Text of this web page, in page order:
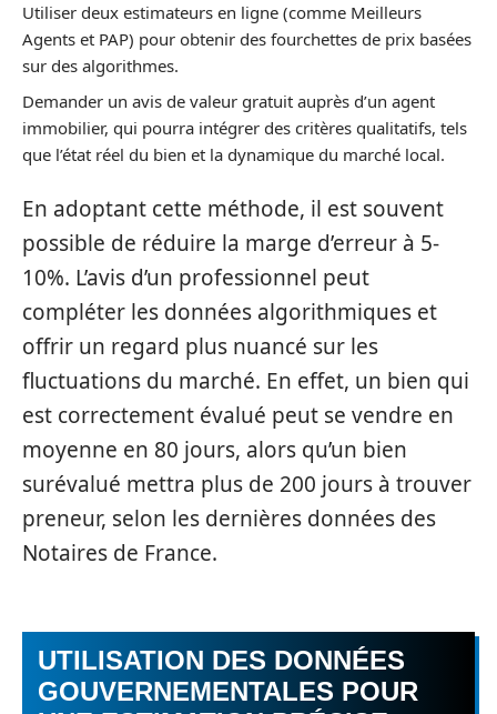
Utiliser deux estimateurs en ligne (comme Meilleurs
Agents et PAP) pour obtenir des fourchettes de prix basées
sur des algorithmes.
Demander un avis de valeur gratuit auprès d’un agent
immobilier, qui pourra intégrer des critères qualitatifs, tels
que l’état réel du bien et la dynamique du marché local.
En adoptant cette méthode, il est souvent
possible de réduire la marge d’erreur à 5-
10%. L’avis d’un professionnel peut
compléter les données algorithmiques et
offrir un regard plus nuancé sur les
fluctuations du marché. En effet, un bien qui
est correctement évalué peut se vendre en
moyenne en 80 jours, alors qu’un bien
surévalué mettra plus de 200 jours à trouver
preneur, selon les dernières données des
Notaires de France.
UTILISATION DES DONNÉES
GOUVERNEMENTALES POUR